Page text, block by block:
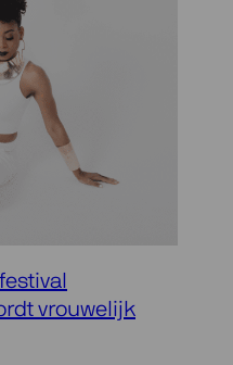
vrouwelijk